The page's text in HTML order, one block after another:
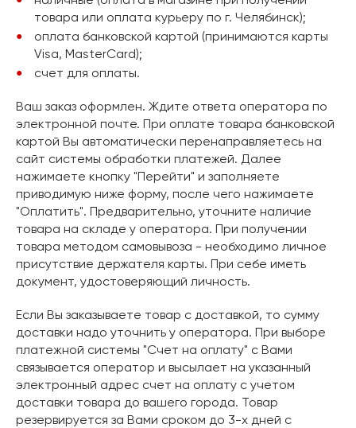
товара или оплата курьеру по г. Челябинск);
оплата банковской картой (принимаются карты
Visa, MasterCard);
счет для оплаты.
Ваш заказ оформлен. Ждите ответа оператора по
электронной почте. При оплате товара банковской
картой Вы автоматически перенаправляетесь на
сайт системы обработки платежей. Далее
нажимаете кнопку "Перейти" и заполняете
приводимую ниже форму, после чего нажимаете
"Оплатить". Предварительно, уточните наличие
товара на складе у оператора. При получении
товара методом самовывоза - необходимо личное
присутствие держателя карты. При себе иметь
документ, удостоверяющий личность.
Если Вы заказываете товар с доставкой, то сумму
доставки надо уточнить у оператора. При выборе
платежной системы "Счет на оплату" с Вами
связывается оператор и высылает на указанный
электронный адрес счет на оплату с учетом
доставки товара до вашего города. Товар
резервируется за Вами сроком до 3-х дней с